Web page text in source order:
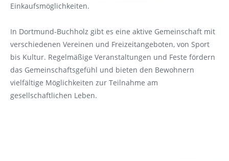
Einkaufsmöglichkeiten.
In Dortmund-Buchholz gibt es eine aktive Gemeinschaft mit
verschiedenen Vereinen und Freizeitangeboten, von Sport
bis Kultur. Regelmäßige Veranstaltungen und Feste fördern
das Gemeinschaftsgefühl und bieten den Bewohnern
vielfältige Möglichkeiten zur Teilnahme am
gesellschaftlichen Leben.